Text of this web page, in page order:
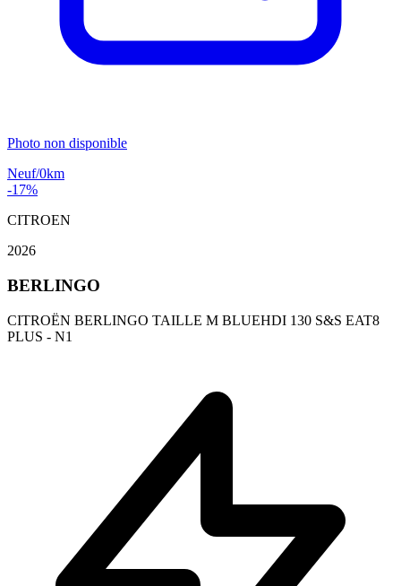
Photo non disponible
Neuf/0km
-17%
CITROEN
2026
BERLINGO
CITROËN BERLINGO TAILLE M BLUEHDI 130 S&S EAT8
PLUS - N1